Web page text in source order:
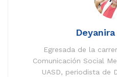
Egresada de la
Comunicación Social
UASD, periodista de